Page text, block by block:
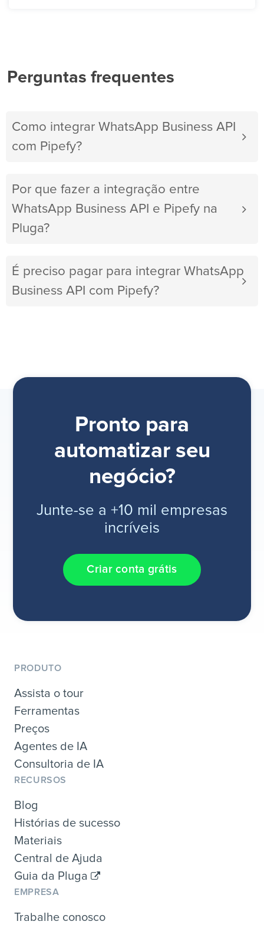
Perguntas frequentes
Como integrar WhatsApp Business API
com Pipefy?
Por que fazer a integração entre
WhatsApp Business API e Pipefy na
Pluga?
É preciso pagar para integrar WhatsApp
Business API com Pipefy?
Pronto para
automatizar seu
negócio?
Junte-se a +10 mil empresas
incríveis
Criar conta grátis
PRODUTO
Assista o tour
Ferramentas
Preços
Agentes de IA
Consultoria de IA
RECURSOS
Blog
Histórias de sucesso
Materiais
Central de Ajuda
Guia da Pluga
EMPRESA
Trabalhe conosco